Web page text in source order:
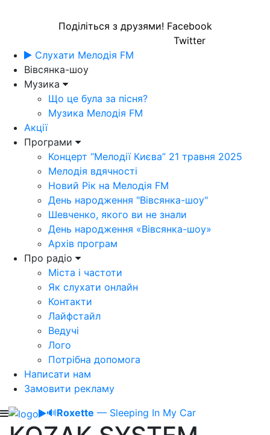
Поділіться з друзями! Facebook
Twitter
Слухати Мелодія FM
Вівсянка-шоу
Музика
Що це була за пісня?
Музика Мелодія FM
Акції
Програми
Концерт “Мелодії Києва” 21 травня 2025
Мелодія вдячності
Новий Рік на Мелодія FM
День народження "Вівсянка-шоу"
Шевченко, якого ви не знали
День народження «Вівсянка-шоу»
Архів програм
Про радіо
Міста і частоти
Як слухати онлайн
Контакти
Лайфстайл
Ведучі
Лого
Потрібна допомога
Написати нам
Замовити рекламу
🔊Roxette — Sleeping In My Car